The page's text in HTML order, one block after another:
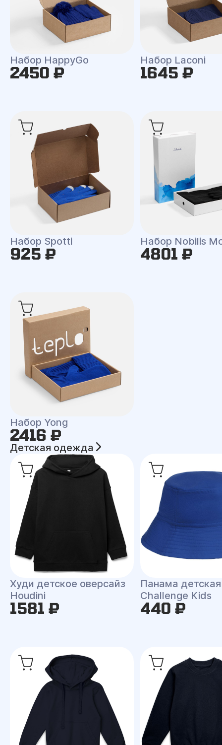
Набор HappyGo
2450 ₽
Набор Laconi
1645 ₽
Набор Spotti
925 ₽
Набор Nobilis
4801 ₽
Набор Yong
2416 ₽
Детская одежда
Худи детское оверсайз
Houdini
1581 ₽
Панама детская
Challenge Kids
440 ₽